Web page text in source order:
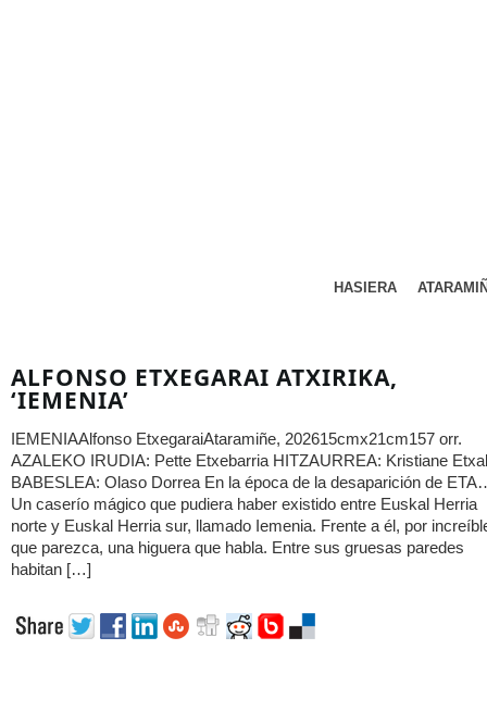
HASIERA
ALFONSO ETXEGARAI ATXIRIKA,
‘IEMENIA’
IEMENIAAlfonso EtxegaraiAtaramiñe, 202615cmx21cm157 orr.
AZALEKO IRUDIA: Pette Etxebarria HITZAURREA: Kristiane
BABESLEA: Olaso Dorrea En la época de la desaparición de
Un caserío mágico que pudiera haber existido entre Euskal Herria
norte y Euskal Herria sur, llamado Iemenia. Frente a él, por
que parezca, una higuera que habla. Entre sus gruesas paredes
habitan […]